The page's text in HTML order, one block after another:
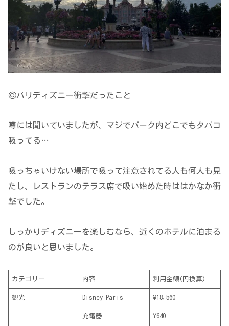
◎パリディズニー衝撃だったこと
噂には聞いていましたが、マジでパーク内どこでもタバコ
吸ってる…
吸っちゃいけない場所で吸って注意されてる人も何人も見
たし、レストランのテラス席で吸い始めた時ははかなか衝
撃でした。
しっかりディズニーを楽しむなら、近くのホテルに泊まる
のが良いと思いました。
カテゴリー 内容 利用金額(円換算)
観光 Disney Paris ¥18,560
充電器 ¥640